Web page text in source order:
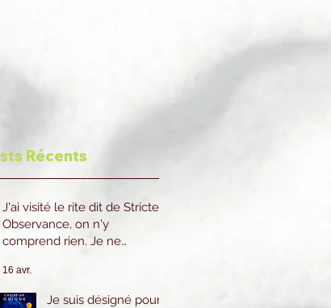
Récents
J'ai visité le rite dit de Stricte
Observance, on n'y
comprend rien. Je ne
16 avr.
Je suis désigné pour